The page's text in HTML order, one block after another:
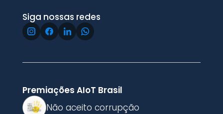
Siga nossas redes
Premiações AIoT Brasil
Não aceito corrupção